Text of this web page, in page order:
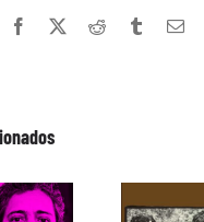
Facebook Reddit Tumblr